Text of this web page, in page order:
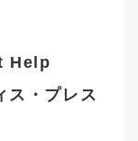
Help
・プレス